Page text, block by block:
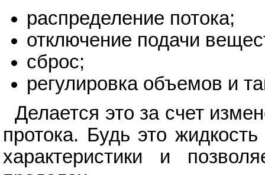
распределение потока;
отключение подачи
сброс;
регулировка объемов и
Делается это за счет
протока. Будь это
характеристики и